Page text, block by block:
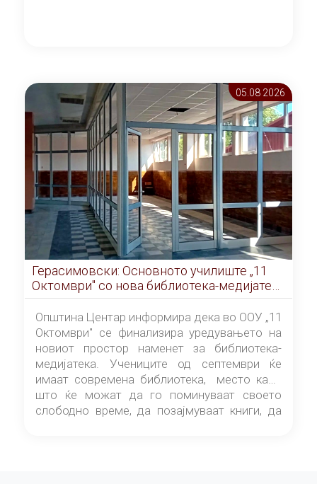
05.08 2026
Герасимовски: Основното училиште „11
Октомври" со нова библиотека-медијатека
од септември
Општина Центар информира дека во ООУ „11
Октомври" се финализира уредувањето на
новиот простор наменет за библиотека-
медијатека. Учениците од септември ќе
имаат современа библиотека, место каде
што ќе можат да го поминуваат своето
слободно време, да позајмуваат книги, да